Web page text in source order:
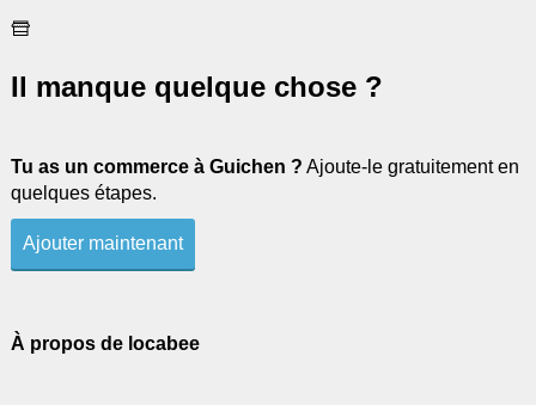
Il manque quelque chose ?
Tu as un commerce à Guichen ? Ajoute-le gratuitement en
quelques étapes.
Ajouter maintenant
À propos de locabee